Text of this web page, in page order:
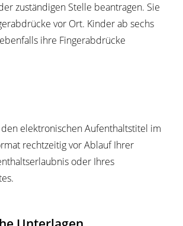
zuständigen Stelle beantragen. Sie
vor Ort. Kinder ab sechs
ihre Fingerabdrücke
den elektronischen Aufenthaltstitel im
rechtzeitig vor Ablauf Ihrer
oder Ihres